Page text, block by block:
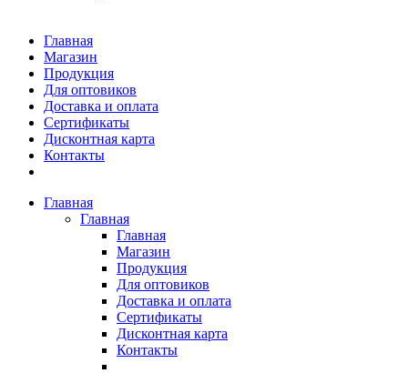
Главная
Магазин
Продукция
Для оптовиков
Доставка и оплата
Сертификаты
Дисконтная карта
Контакты
Главная
Главная
Главная
Магазин
Продукция
Для оптовиков
Доставка и оплата
Сертификаты
Дисконтная карта
Контакты